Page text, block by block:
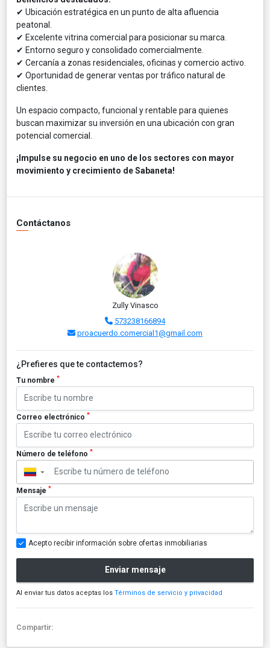
✔ Ubicación estratégica en un punto de alta afluencia
peatonal.
✔ Excelente vitrina comercial para posicionar su marca.
✔ Entorno seguro y consolidado comercialmente.
✔ Cercanía a zonas residenciales, oficinas y comercio activo.
✔ Oportunidad de generar ventas por tráfico natural de
clientes.
Un espacio compacto, funcional y rentable para quienes
buscan maximizar su inversión en una ubicación con gran
potencial comercial.
¡Impulse su negocio en uno de los sectores con mayor
movimiento y crecimiento de Sabaneta!
Contáctanos
Zully Vinasco
573238166894
proacuerdo.comercial1@gmail.com
¿Prefieres que te contactemos?
Tu nombre *
Correo electrónico *
Número de teléfono *
▼
Mensaje *
Acepto recibir información sobre ofertas inmobiliarias
Enviar mensaje
Al enviar tus datos aceptas los Términos de servicio y privacidad
Compartir: